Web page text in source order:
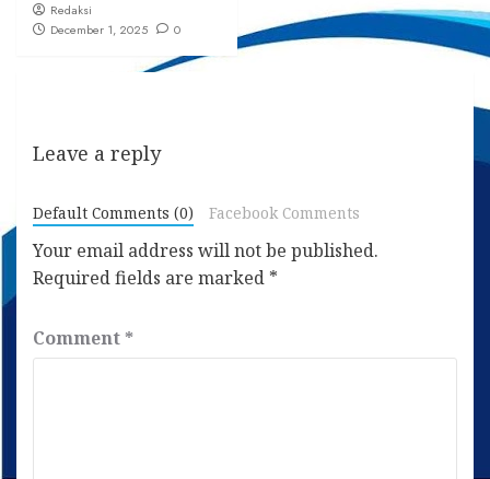
Redaksi
December 1, 2025
0
Leave a reply
Default Comments (0) Facebook Comments
Your email address will not be published.
Required fields are marked *
Comment *